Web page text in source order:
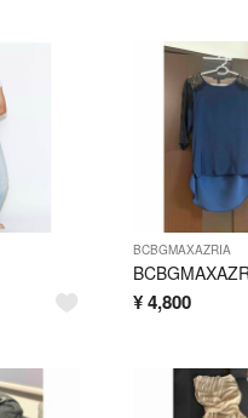
BCBGMAXAZRIA
¥ 4,800